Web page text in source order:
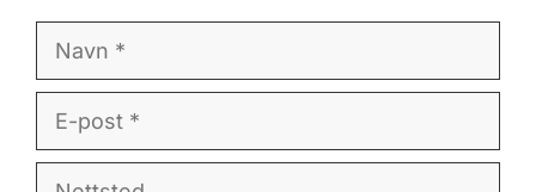
Navn
E-
post
Nettsted